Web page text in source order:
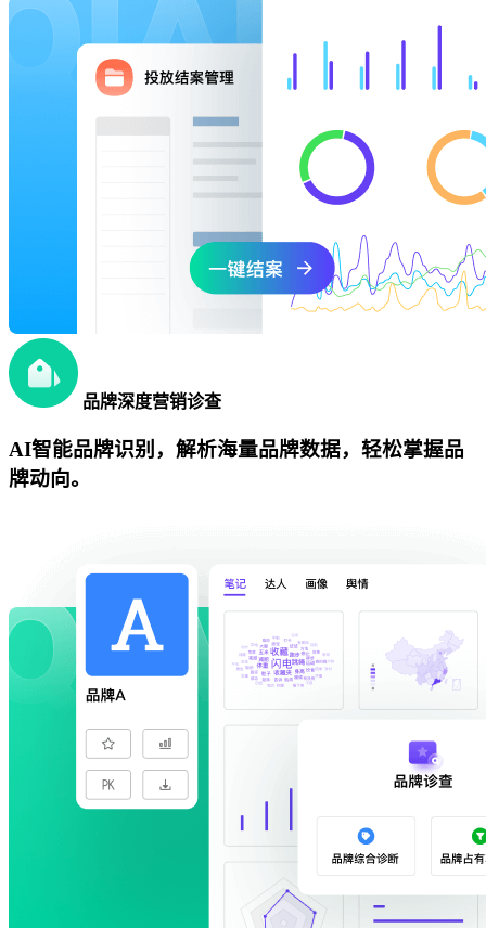
品牌深度营销诊查
AI智能品牌识别，解析海量品牌数据，轻松掌握品
牌动向。